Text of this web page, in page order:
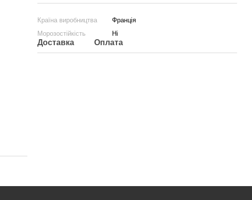
Країна виробництва
Франція
Морозостійкість
Ні
Доставка Оплата